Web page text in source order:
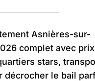
Asnières-sur-
complet avec prix
stars,
décrocher le bail